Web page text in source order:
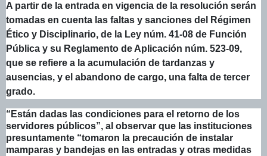
A partir de la entrada en vigencia de la resolución serán
tomadas en cuenta las faltas y sanciones del Régimen
Ético y Disciplinario, de la Ley núm. 41-08 de Función
Pública y su Reglamento de Aplicación núm. 523-09,
que se refiere a la acumulación de tardanzas y
ausencias, y el abandono de cargo, una falta de tercer
grado.
“Están dadas las condiciones para el retorno de los
servidores públicos”, al observar que las instituciones
presuntamente “tomaron la precaución de instalar
mamparas y bandejas en las entradas y otras medidas